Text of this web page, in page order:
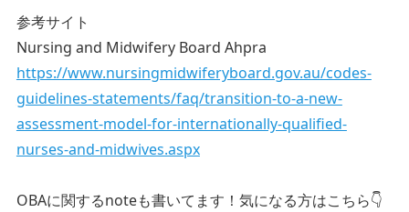
参考サイト
Nursing and Midwifery Board Ahpra
https://www.nursingmidwiferyboard.gov.au/codes-
guidelines-statements/faq/transition-to-a-new-
assessment-model-for-internationally-qualified-
nurses-and-midwives.aspx
OBAに関するnoteも書いてます！気になる方はこちら👇